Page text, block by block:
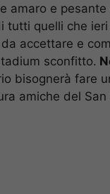
amaro e
tutti quelli che
accettare e
sconfitto.
bisognerà fare
amiche del San